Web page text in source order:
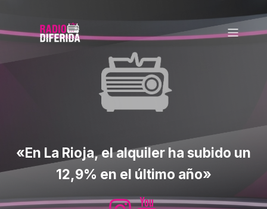
«En La Rioja, el alquiler ha subido un
12,9% en el último año»